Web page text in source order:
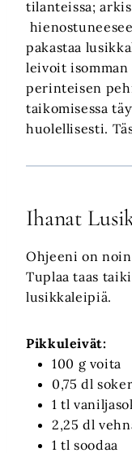
tilanteissa;
pakastaa
leivoit
perinteisen
taikomisessa
huolellisesti.
Ihanat
Ohjeeni on
Tuplaa taas
lusikkaleipiä.
Pikkuleivät:
100 g voita
0,75 dl
1 tl
2,25 dl
1 tl soodaa